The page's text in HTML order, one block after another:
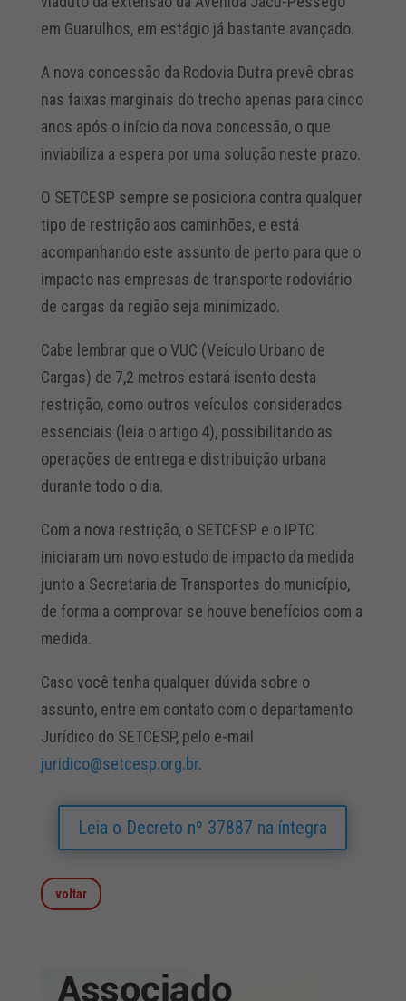
em Guarulhos, em estágio já bastante avançado.
A nova concessão da Rodovia Dutra prevê obras
nas faixas marginais do trecho apenas para cinco
anos após o início da nova concessão, o que
inviabiliza a espera por uma solução neste prazo.
O SETCESP sempre se posiciona contra qualquer
tipo de restrição aos caminhões, e está
acompanhando este assunto de perto para que o
impacto nas empresas de transporte rodoviário
de cargas da região seja minimizado.
Cabe lembrar que o VUC (Veículo Urbano de
Cargas) de 7,2 metros estará isento desta
restrição, como outros veículos considerados
essenciais (leia o artigo 4), possibilitando as
operações de entrega e distribuição urbana
durante todo o dia.
Com a nova restrição, o SETCESP e o IPTC
iniciaram um novo estudo de impacto da medida
junto a Secretaria de Transportes do município,
de forma a comprovar se houve benefícios com a
medida.
Caso você tenha qualquer dúvida sobre o
assunto, entre em contato com o departamento
Jurídico do SETCESP, pelo e-mail
juridico@setcesp.org.br.
Leia o Decreto nº 37887 na íntegra
voltar